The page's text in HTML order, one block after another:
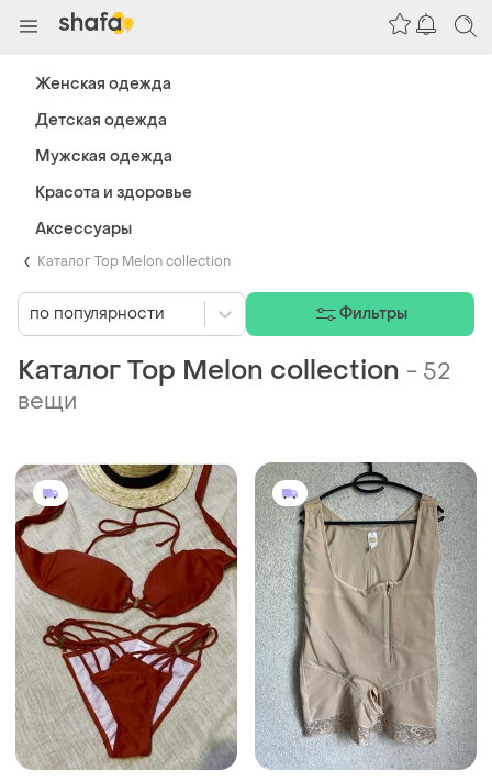
Каталог Top Melon collection
Каталог Top Melon collection - 52
вещи
по популярности Фильтры
Женская одежда
Детская одежда
Мужская одежда
Красота и здоровье
Аксессуары